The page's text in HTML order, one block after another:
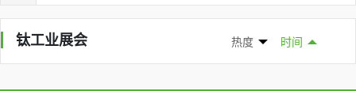
钛工业展会 热度 时间